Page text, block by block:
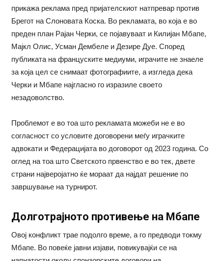
прикажа реклама пред пријателскиот натпревар против
Брегот на Слоновата Коска. Во рекламата, во која е во
преден план Рајан Черки, се појавуваат и Килијан Мбапе,
Мајкл Олис, Усман Дембеле и Дезире Дуе. Според
публиката на француските медиуми, играчите не знаеле
за која цел се снимаат фотографиите, а изгледа дека
Черки и Мбапе најгласно го изразиле своето
незадоволство.
Проблемот е во тоа што рекламата можеби не е во
согласност со условите договорени меѓу играчките
адвокати и Федерацијата во договорот од 2023 година. Со
оглед на тоа што Светското првенство е во тек, двете
страни најверојатно ќе мораат да најдат решение по
завршување на турнирот.
Долготрајното противење на Мбапе
Овој конфликт трае подолго време, а го предводи токму
Мбапе. Во повеќе јавни изјави, повикувајќи се на